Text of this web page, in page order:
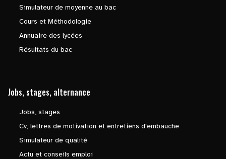
Simulateur de moyenne au bac
Cours et Méthodologie
Annuaire des lycées
Résultats du bac
Jobs, stages, alternance
Jobs, stages
Cv, lettres de motivation et entretiens d'embauche
Simulateur de qualité
Actu et conseils emploi